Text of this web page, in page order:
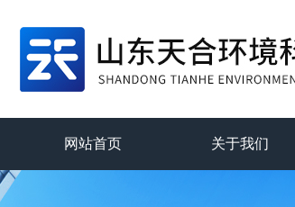
网站首页 关于我们